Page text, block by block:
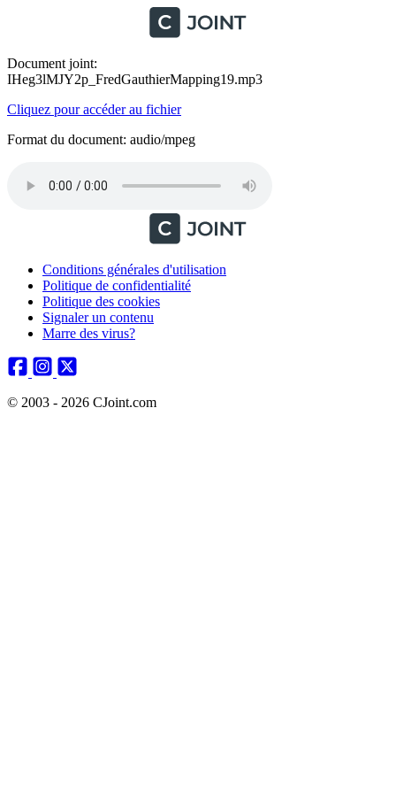
Document joint:
IHeg3lMJY2p_FredGauthierMapping19.mp3
Cliquez pour accéder au fichier
Format du document: audio/mpeg
Conditions générales d'utilisation
Politique de confidentialité
Politique des cookies
Signaler un contenu
Marre des virus?
© 2003 - 2026 CJoint.com